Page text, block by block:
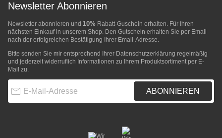
Newsletter Abonnieren
Newsletter abonnieren und 10% Rabatt-Guschein erhalten. Für Ihren
nächsten Einkauf in unserem Shop. Den Gutschein erhalten Sie per Email
nach der erfolgreichen Bestätigung Ihrer Email-Adresse.
Bitte senden Sie mir entsprechend Ihrer Datenschutzerklärung regelmäßig
und jederzeit widerruflich Informationen zu Ihrem Produktsortiment per E-
Mail zu.
ABONNIEREN